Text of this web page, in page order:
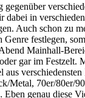
in
Auch schon zu
festlegen,
Mainhall-
gar im Festzelt.
aus
Metal, 70er/80er/
genau diese